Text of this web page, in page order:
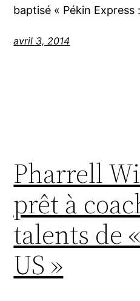
baptisé « Pékin Express
avril 3, 2014
Pharrell
prêt à
talents de
US »